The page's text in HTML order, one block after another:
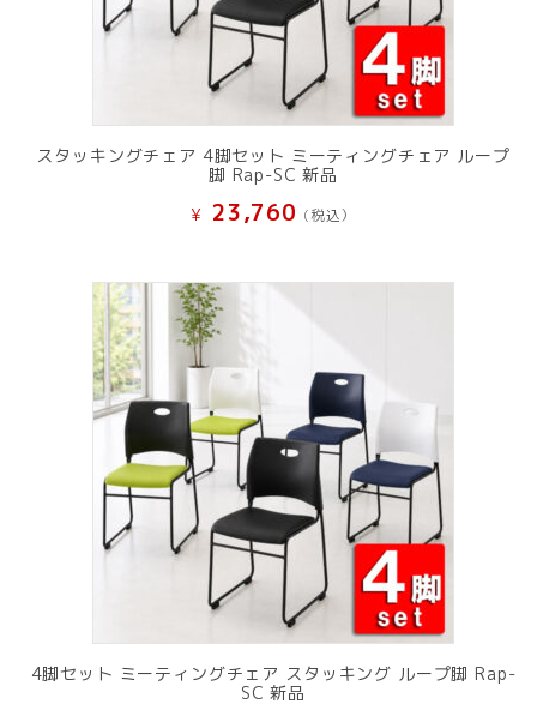
スタッキングチェア 4脚セット ミーティングチェア ループ
脚 Rap-SC 新品
¥ 23,760 (税込）
4脚セット ミーティングチェア スタッキング ループ脚 Rap-
SC 新品